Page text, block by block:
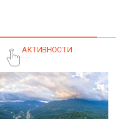
АКТИВНОСТИ